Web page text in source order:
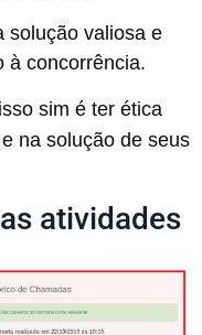
solução valiosa e
à concorrência.
sim é ter ética
e na solução de seus
atividades